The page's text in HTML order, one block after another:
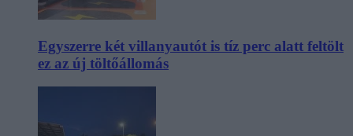
Egyszerre két villanyautót is tíz perc alatt feltölt
ez az új töltőállomás